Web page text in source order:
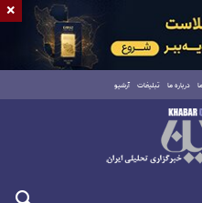
درباره ما تبلیغات آرشیو
×